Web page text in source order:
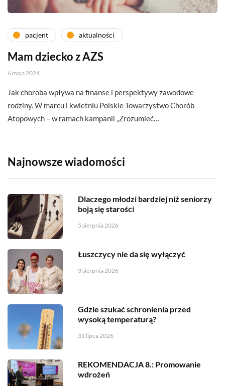
pacjent aktualności
Mam dziecko z AZS
6 maja 2024
Jak choroba wpływa na finanse i perspektywy zawodowe
rodziny. W marcu i kwietniu Polskie Towarzystwo Chorób
Atopowych – w ramach kampanii „Zrozumieć…
Najnowsze wiadomości
Dlaczego młodzi bardziej niż seniorzy
boją się starości
5 sierpnia 2026
Łuszczycy nie da się wyłączyć
3 sierpnia 2026
Gdzie szukać schronienia przed
wysoką temperaturą?
31 lipca 2026
REKOMENDACJA 8.: Promowanie
wdrożeń